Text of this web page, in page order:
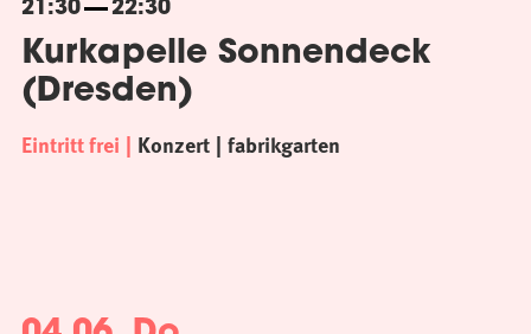
21:30 22:30
Kurkapelle Sonnendeck
(Dresden)
Eintritt frei Konzert fabrikgarten